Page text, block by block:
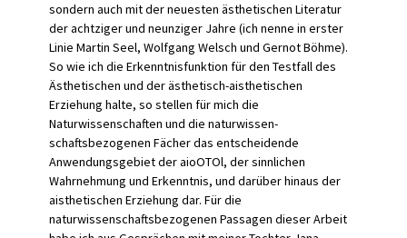
sondern auch mit der neuesten ästhetischen Literatur
der achtzi­ger und neunziger Jahre (ich nenne in erster
Linie Martin Seel, Wolfgang Welsch und Gernot Böhme).
So wie ich die Erkenntnisfunktion für den Testfall des
Ästheti­schen und der ästhetisch-aisthetischen
Erziehung halte, so stel­len für mich die
Naturwissenschaften und die naturwissen­
schaftsbezogenen Fächer das entscheidende
Anwendungsgebiet der aioOTOl, der sinnlichen
Wahrnehmung und Erkenntnis, und darüber hinaus der
aisthetischen Erziehung dar. Für die
naturwissenschaftsbezogenen Passagen dieser Arbeit